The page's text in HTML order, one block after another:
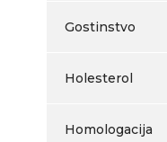
Gostinstvo
Holesterol
Homologacija